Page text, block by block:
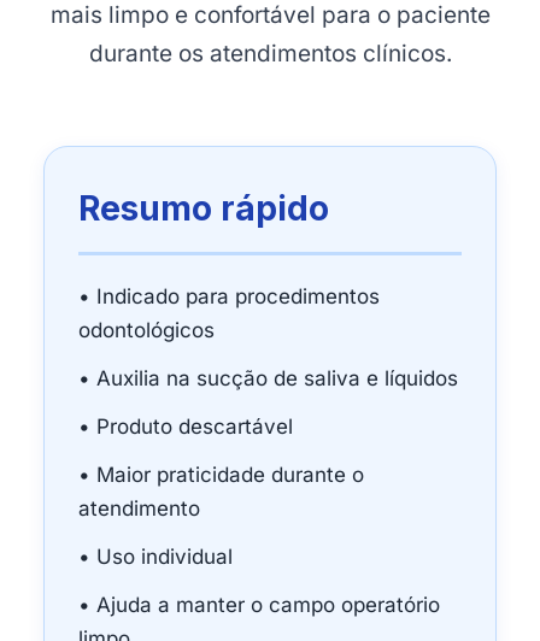
mais limpo e confortável para o paciente
durante os atendimentos clínicos.
Resumo rápido
• Indicado para procedimentos
odontológicos
• Auxilia na sucção de saliva e líquidos
• Produto descartável
• Maior praticidade durante o
atendimento
• Uso individual
• Ajuda a manter o campo operatório